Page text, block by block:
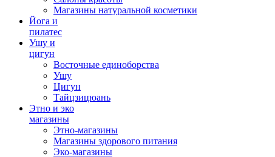
Магазины натуральной косметики
Йога и
пилатес
Ушу и
цигун
Восточные единоборства
Ушу
Цигун
Тайцзицюань
Этно и эко
магазины
Этно-магазины
Магазины здорового питания
Эко-магазины